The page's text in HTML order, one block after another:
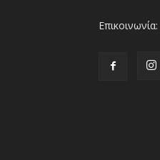
Επικοινωνία: